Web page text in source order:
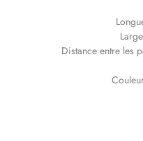
Distance entre les